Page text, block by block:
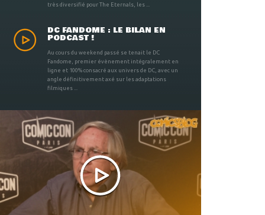
très diversifié pour The Eternals, les ...
DC FANDOME : LE BILAN EN
PODCAST !
Au cours du weekend passé se tenait le DC
Fandome, premier évènement intégralement en
ligne et 100% consacré aux univers de DC, avec un
angle définitivement axé sur les adaptations
filmiques ...